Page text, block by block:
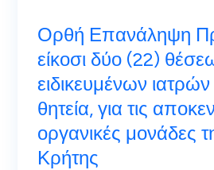
Ορθή Επανάληψη
είκοσι δύο (22)
ειδικευμένων
θητεία, για τις
οργανικές μονάδες
Κρήτης